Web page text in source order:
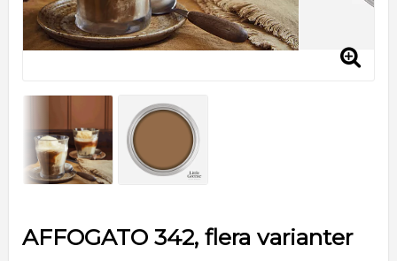
AFFOGATO 342, flera varianter